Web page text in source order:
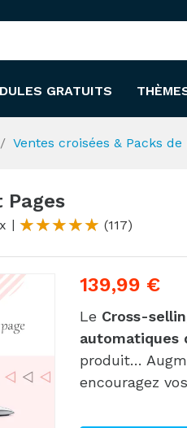
GRATUITS
Ventes croisées & Packs
Pages
(117)
139,99 €
Le Cross-
automatiques
produit…
encouragez